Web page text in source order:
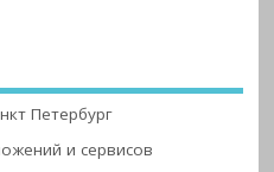
Петербург
и сервисов